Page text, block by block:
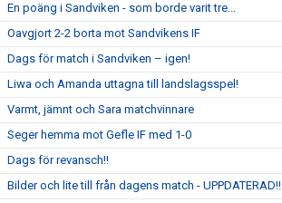
En poäng i Sandviken - som borde varit tre...
Oavgjort 2-2 borta mot Sandvikens IF
Dags för match i Sandviken – igen!
Liwa och Amanda uttagna till landslagsspel!
Varmt, jämnt och Sara matchvinnare
Seger hemma mot Gefle IF med 1-0
Dags för revansch!!
Bilder och lite till från dagens match - UPPDATERAD!!